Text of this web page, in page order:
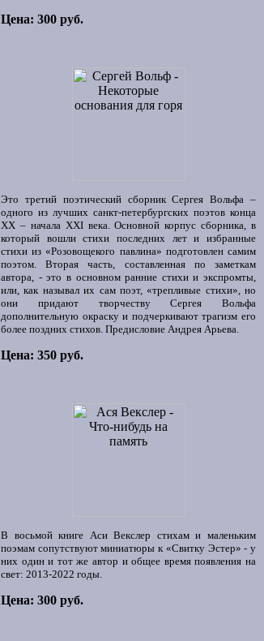
Цена: 300 руб.
Это третий поэтический сборник Сергея Вольфа –
одного из лучших санкт-петербургских поэтов конца
ХХ – начала XXI века. Основной корпус сборника, в
который вошли стихи последних лет и избранные
стихи из «Розовощекого павлина» подготовлен самим
поэтом. Вторая часть, составленная по заметкам
автора, - это в основном ранние стихи и экспромты,
или, как называл их сам поэт, «трепливые стихи», но
они придают творчеству Сергея Вольфа
дополнительную окраску и подчеркивают трагизм его
более поздних стихов. Предисловие Андрея Арьева.
Цена: 350 руб.
В восьмой книге Аси Векслер стихам и маленьким
поэмам сопутствуют миниатюры к «Свитку Эстер» - у
них один и тот же автор и общее время появления на
свет: 2013-2022 годы.
Цена: 300 руб.